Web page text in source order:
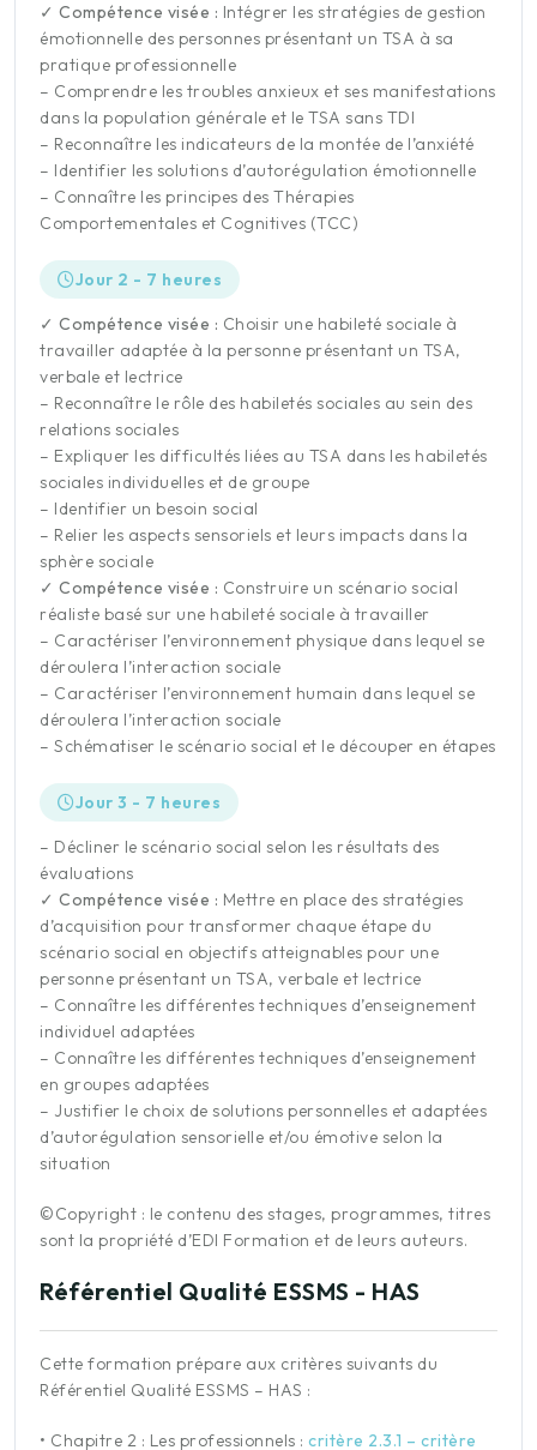
✓ Compétence visée : Intégrer les stratégies de gestion
émotionnelle des personnes présentant un TSA à sa
pratique professionnelle
– Comprendre les troubles anxieux et ses manifestations
dans la population générale et le TSA sans TDI
– Reconnaître les indicateurs de la montée de l’anxiété
– Identifier les solutions d’autorégulation émotionnelle
– Connaître les principes des Thérapies
Comportementales et Cognitives (TCC)
Jour 2 - 7 heures
✓ Compétence visée : Choisir une habileté sociale à
travailler adaptée à la personne présentant un TSA,
verbale et lectrice
– Reconnaître le rôle des habiletés sociales au sein des
relations sociales
– Expliquer les difficultés liées au TSA dans les habiletés
sociales individuelles et de groupe
– Identifier un besoin social
– Relier les aspects sensoriels et leurs impacts dans la
sphère sociale
✓ Compétence visée : Construire un scénario social
réaliste basé sur une habileté sociale à travailler
– Caractériser l’environnement physique dans lequel se
déroulera l’interaction sociale
– Caractériser l’environnement humain dans lequel se
déroulera l’interaction sociale
– Schématiser le scénario social et le découper en étapes
Jour 3 - 7 heures
– Décliner le scénario social selon les résultats des
évaluations
✓ Compétence visée : Mettre en place des stratégies
d’acquisition pour transformer chaque étape du
scénario social en objectifs atteignables pour une
personne présentant un TSA, verbale et lectrice
– Connaître les différentes techniques d’enseignement
individuel adaptées
– Connaître les différentes techniques d’enseignement
en groupes adaptées
– Justifier le choix de solutions personnelles et adaptées
d’autorégulation sensorielle et/ou émotive selon la
situation
©Copyright : le contenu des stages, programmes, titres
sont la propriété d’EDI Formation et de leurs auteurs.
Référentiel Qualité ESSMS - HAS
Cette formation prépare aux critères suivants du
Référentiel Qualité ESSMS – HAS :
• Chapitre 2 : Les professionnels : critère 2.3.1 – critère